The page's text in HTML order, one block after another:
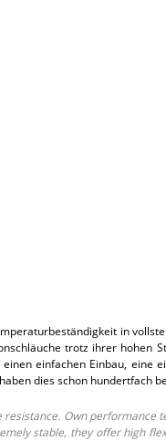
in
trotz ihrer hohen
einfachen Einbau, eine
dies schon hundertfach
Own performance
stable, they offer high